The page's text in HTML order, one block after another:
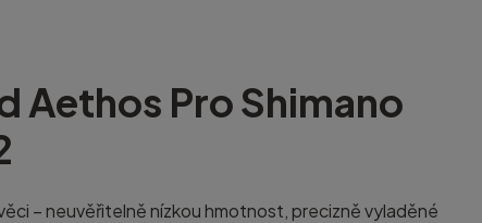
Aethos Pro Shimano
– neuvěřitelně nízkou hmotnost, precizně vyladěné